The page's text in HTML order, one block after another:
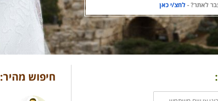
לאתר? -לחצ/י כאן
חיפוש מהיר: